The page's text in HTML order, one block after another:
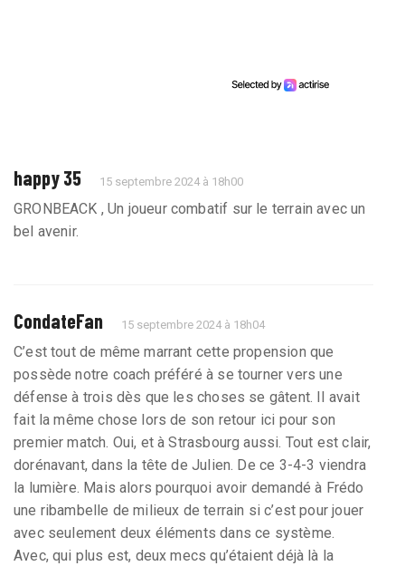
happy 35 15 septembre 2024 à 18h00
GRONBEACK , Un joueur combatif sur le terrain avec un
bel avenir.
CondateFan 15 septembre 2024 à 18h04
C’est tout de même marrant cette propension que
possède notre coach préféré à se tourner vers une
défense à trois dès que les choses se gâtent. Il avait
fait la même chose lors de son retour ici pour son
premier match. Oui, et à Strasbourg aussi. Tout est clair,
dorénavant, dans la tête de Julien. De ce 3-4-3 viendra
la lumière. Mais alors pourquoi avoir demandé à Frédo
une ribambelle de milieux de terrain si c’est pour jouer
avec seulement deux éléments dans ce système.
Avec, qui plus est, deux mecs qu’étaient déjà là la